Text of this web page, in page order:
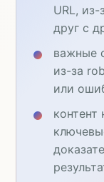
URL,
друг с
важные
из-за
или
контент